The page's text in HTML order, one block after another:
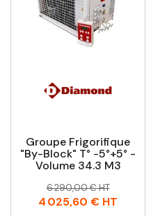
Groupe Frigorifique
"By-Block" T° -5°+5° -
Volume 34.3 M3
Prix
Prix
habituel
6 290,00 € HT
4 025,60 € HT